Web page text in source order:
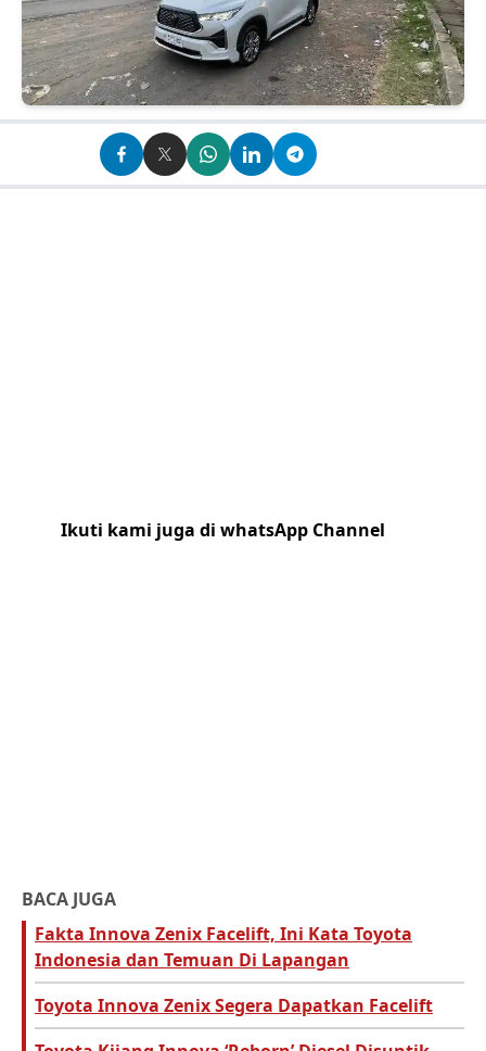
Ikuti kami juga di whatsApp Channel
BACA JUGA
Fakta Innova Zenix Facelift, Ini Kata Toyota
Indonesia dan Temuan Di Lapangan
Toyota Innova Zenix Segera Dapatkan Facelift